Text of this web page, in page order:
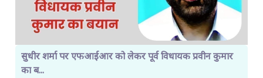
सुधीर शर्मा पर एफआईआर को लेकर पूर्व विधायक प्रवीन कुमार
का ब...